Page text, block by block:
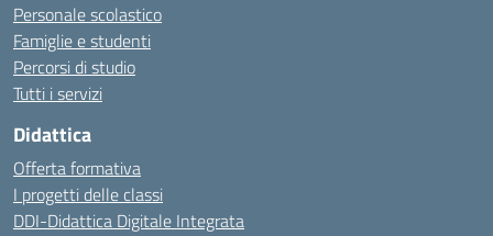
Personale scolastico
Famiglie e studenti
Percorsi di studio
Tutti i servizi
Didattica
Offerta formativa
I progetti delle classi
DDI-Didattica Digitale Integrata